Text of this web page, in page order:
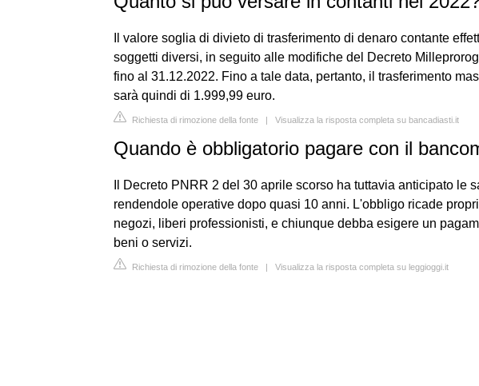
Il valore soglia di divieto di trasferimento di denaro contante
soggetti diversi, in seguito alle modifiche del Decreto
fino al 31.12.2022. Fino a tale data, pertanto, il trasferimento
sarà quindi di 1.999,99 euro.
Richiesta di rimozione della fonte | Visualizza la risposta completa su bancadiasti.it
Quando è obbligatorio pagare con il
Il Decreto PNRR 2 del 30 aprile scorso ha tuttavia anticipato le
rendendole operative dopo quasi 10 anni. L'obbligo ricade
negozi, liberi professionisti, e chiunque debba esigere un
beni o servizi.
Richiesta di rimozione della fonte | Visualizza la risposta completa su leggioggi.it